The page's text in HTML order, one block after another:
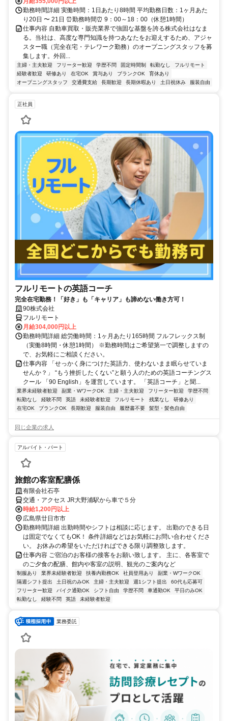
勤務時間詳細 実働時間：1日あたり8時間 平均勤務日数：1ヶ月あた
り20日 〜 21日 ⏰勤務時間⏰ 9：00～18：00（休憩1時間）
仕事内容 自動車買取・販売業界で強固な基盤を誇る株式会社はなま
る。当社は、高度な専門知識を持つあなたをお迎えするため、アジャ
スター職（完全在宅・テレワーク勤務）のオープニングスタッフを募
集します。外回...
主婦・主夫歓迎 フリーター歓迎 学歴不問 固定時間制 転勤なし
フルリモート
経験者歓迎
研修あり 在宅OK 賞与あり ブランクOK
育休あり
オープニングスタッフ
交通費支給 長期歓迎 長期休暇あり 土日祝休み 服装自由
正社員
フルリモートの英語コーチ
完全在宅勤務！「好き」も「キャリア」も諦めない働き方可！
90株式会社
フルリモート
月給304,000円以上
勤務時間詳細 総労働時間：1ヶ月あたり165時間 フルフレックス制
（実働8時間・休憩1時間） ※勤務時間はご希望第一で調整しますの
で、お気軽にご相談ください。
仕事内容 「せっかく身につけた英語力、使わないまま眠らせていま
せんか？」 “もう挫折したくない”と願う人のための英語コーチングス
クール 「90 English」を運営しています。 「英語コーチ」と聞...
業界未経験者歓迎 副業・WワークOK 主婦・主夫歓迎 フリーター歓迎
学歴不問
転勤なし
経験不問 英語 未経験者歓迎 フルリモート 残業なし
研修あり
在宅OK
ブランクOK 長期歓迎 服装自由 履歴書不要 髪型・髪色自由
同じ企業の求人
アルバイト・パート
旅館の客室配膳係
有限会社石亭
交通・アクセス JR大野浦駅から車で５分
時給1,200円以上
広島県廿日市市
勤務時間詳細 出勤時間やシフトは相談に応じます。 出勤のできる日
は固定でなくてもOK！ 条件詳細などはお気軽にお問い合わせくださ
い。 お休みの希望をいただければできる限り調整致します。
仕事内容 ご宿泊のお客様の接客をお願い致します。 主に、各客室で
のご夕食の配膳、館内や客室の説明、観光のご案内など
制服あり 業界未経験者歓迎 扶養内勤務OK 社員登用あり
副業・WワークOK
隔週シフト提出
土日祝のみOK 主婦・主夫歓迎 週1シフト提出
60代も応募可
フリーター歓迎
バイク通勤OK シフト自由 学歴不問 車通勤OK
平日のみOK
転勤なし
経験不問 英語 未経験者歓迎
業務委託